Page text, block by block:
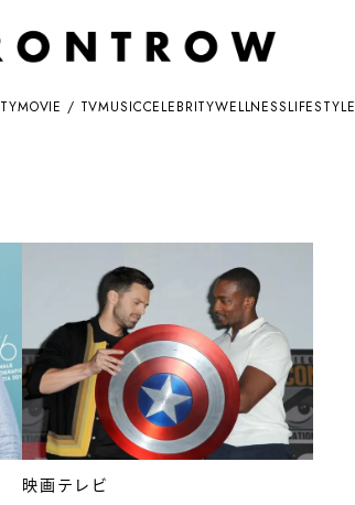
MOVIE / TVMUSICCELEBRITYWELLNESSLIFESTYLE
映画テレビ